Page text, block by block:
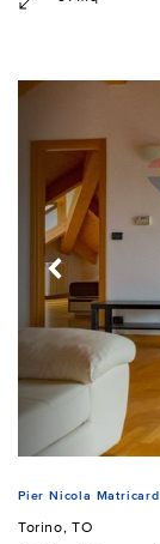
Pier Nicola
Torino, TO